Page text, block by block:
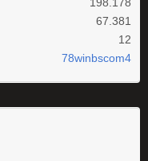
198.178
67.381
12
78winbscom4